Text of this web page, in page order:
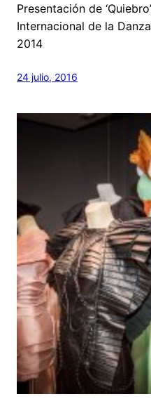
Presentación de
Internacional de la
2014
24 julio, 2016